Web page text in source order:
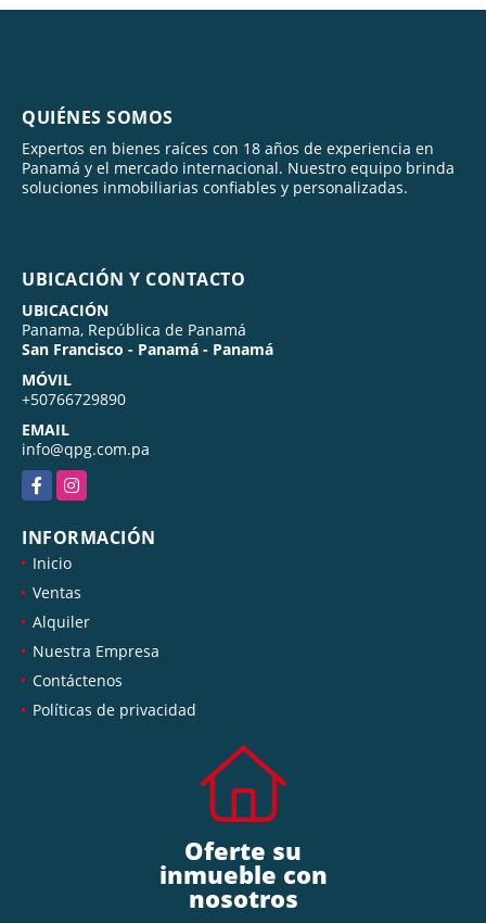
QUIÉNES SOMOS
Expertos en bienes raíces con 18 años de experiencia en
Panamá y el mercado internacional. Nuestro equipo brinda
soluciones inmobiliarias confiables y personalizadas.
UBICACIÓN Y CONTACTO
UBICACIÓN
Panama, República de Panamá
San Francisco - Panamá - Panamá
MÓVIL
+50766729890
EMAIL
info@qpg.com.pa
FacebookInstagram
INFORMACIÓN
Inicio
Ventas
Alquiler
Nuestra Empresa
Contáctenos
Políticas de privacidad
Oferte su
inmueble con
nosotros